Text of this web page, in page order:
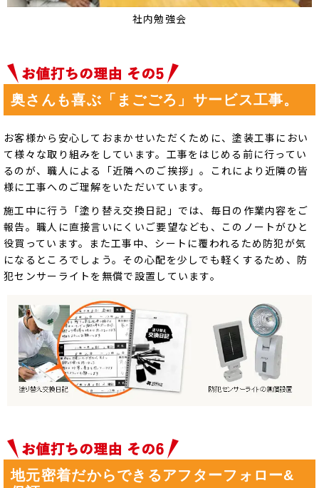
社内勉強会
奥さんも喜ぶ「まごごろ」サービス工事。
お客様から安心しておまかせいただくために、塗装工事におい
て様々な取り組みをしています。工事をはじめる前に行ってい
るのが、職人による「近隣へのご挨拶」。これにより近隣の皆
様に工事へのご理解をいただいています。
施工中に行う「塗り替え交換日記」では、毎日の作業内容をご
報告。職人に直接言いにくいご要望なども、このノートがひと
役買っています。また工事中、シートに覆われるため防犯が気
になるところでしょう。その心配を少しでも軽くするため、防
犯センサーライトを無償で設置しています。
地元密着だからできるアフターフォロー&